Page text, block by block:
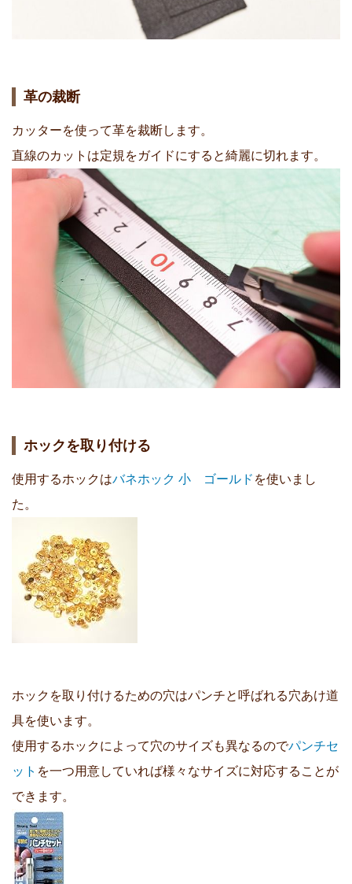
革の裁断
カッターを使って革を裁断します。
直線のカットは定規をガイドにすると綺麗に切れます。
ホックを取り付ける
使用するホックはバネホック 小 ゴールド を使いまし
た。
ホックを取り付けるための穴はパンチと呼ばれる穴あけ道
具を使います。
使用するホックによって穴のサイズも異なるのでパンチセ
ット を一つ用意していれば様々なサイズに対応することが
できます。